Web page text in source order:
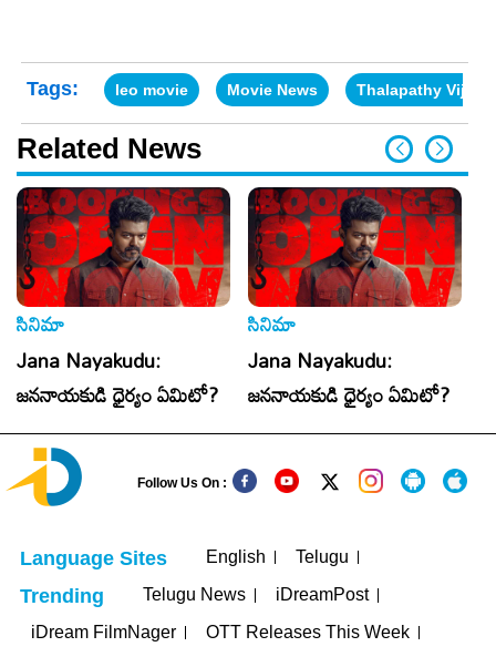
Tags: leo movie Movie News Thalapathy Vijay
Related News
సినిమా
Jana Nayakudu:
జననాయకుడి ధైర్యం ఏమిటో?
సినిమా
Jana Nayakudu:
జననాయకుడి ధైర్యం ఏమిటో?
Follow Us On :
Language Sites English Telugu
Trending Telugu News
iDreamPost
iDream FilmNager
OTT Releases This Week